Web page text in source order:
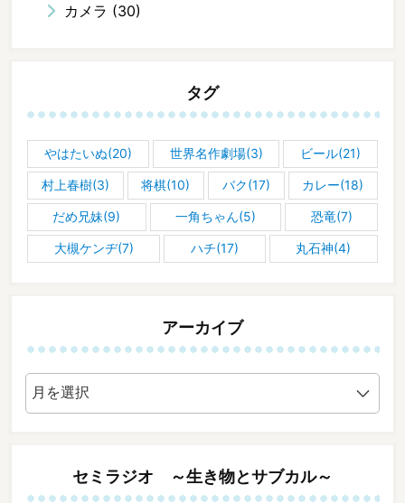
カメラ (30)
タグ
やはたいぬ(20) 世界名作劇場(3) ビール(21)
村上春樹(3) 将棋(10) バク(17) カレー(18)
だめ兄妹(9) 一角ちゃん(5) 恐竜(7)
大槻ケンヂ(7) ハチ(17) 丸石神(4)
アーカイブ
ア
ー
カ
セミラジオ ～生き物とサブカル～